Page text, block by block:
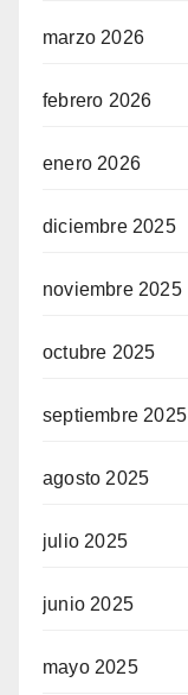
marzo 2026
febrero 2026
enero 2026
diciembre 2025
noviembre 2025
octubre 2025
septiembre 2025
agosto 2025
julio 2025
junio 2025
mayo 2025